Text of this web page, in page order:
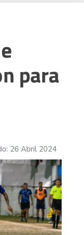
para
26 Abril 2024